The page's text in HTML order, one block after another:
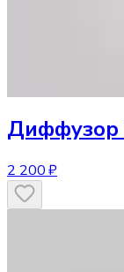
Диффузор
2 200 ₽